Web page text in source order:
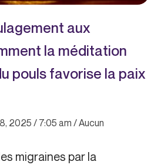
aux
la méditation
pouls favorise la paix
2025 7:05 am
Aucun
migraines par la